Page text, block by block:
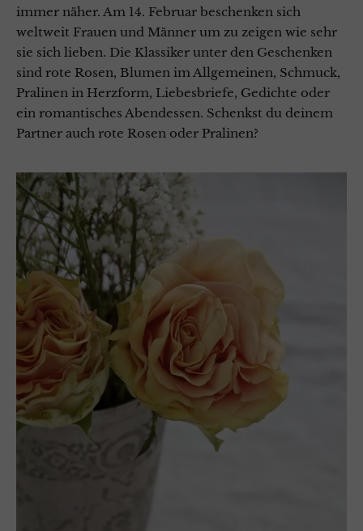
immer näher. Am 14. Februar beschenken sich
weltweit Frauen und Männer um zu zeigen wie sehr
sie sich lieben. Die Klassiker unter den Geschenken
sind rote Rosen, Blumen im Allgemeinen, Schmuck,
Pralinen in Herzform, Liebesbriefe, Gedichte oder
ein romantisches Abendessen. Schenkst du deinem
Partner auch rote Rosen oder Pralinen?